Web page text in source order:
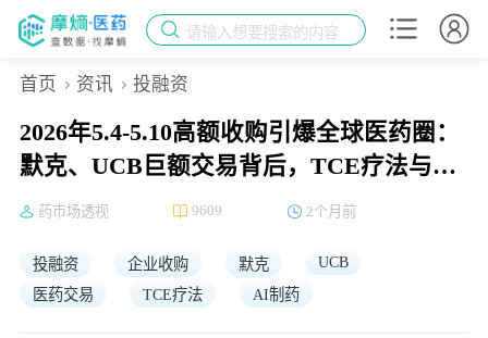
请输入想要搜索的内容
首页 资讯 投融资
2026年5.4-5.10高额收购引爆全球医药圈：
默克、UCB巨额交易背后，TCE疗法与AI
制药成资本新宠
药市场透视 9609 2个月前
投融资 企业收购 默克
UCB
医药交易
TCE疗法 AI制药